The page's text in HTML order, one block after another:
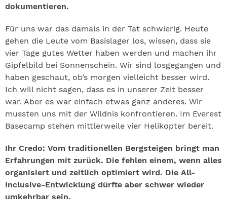
dokumentieren.
Für uns war das damals in der Tat schwierig. Heute
gehen die Leute vom Basislager los, wissen, dass sie
vier Tage gutes Wetter haben werden und machen ihr
Gipfelbild bei Sonnenschein. Wir sind losgegangen und
haben geschaut, ob’s morgen vielleicht besser wird.
Ich will nicht sagen, dass es in unserer Zeit besser
war. Aber es war einfach etwas ganz anderes. Wir
mussten uns mit der Wildnis konfrontieren. Im Everest
Basecamp stehen mittlerweile vier Helikopter bereit.
Ihr Credo: Vom traditionellen Bergsteigen bringt man
Erfahrungen mit zurück. Die fehlen einem, wenn alles
organisiert und zeitlich optimiert wird. Die All-
Inclusive-Entwicklung dürfte aber schwer wieder
umkehrbar sein.